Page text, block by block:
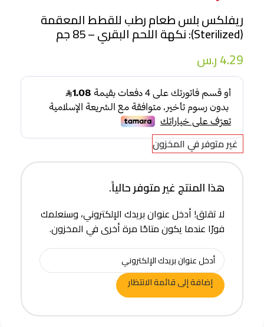
ريفلكس بلس طعام رطب للقطط المعقمة
(Sterilized): نكهة اللحم البقري – 85 جم
4.29ر.س
غير متوفر في المخزون
هذا المنتج غير متوفر حالياً.
لا تقلق! أدخل عنوان بريدك الإلكتروني، وسنعلمك
فورًا عندما يكون متاحًا مرة أخرى في المخزون.
إضافة إلى قائمة الانتظار